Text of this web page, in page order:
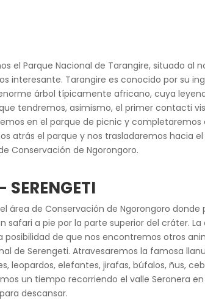
el Parque Nacional de Tarangire, situado al
interesante. Tarangire es conocido por su
árbol típicamente africano, cuya
tendremos, asimismo, el primer contacti
en el parque de picnic y completaremos
atrás el parque y nos trasladaremos hacia el
Conservación de Ngorongoro.
área de Conservación de Ngorongoro donde
a pie por la parte superior del cráter.
de que nos encontremos otros
de Serengeti. Atravesaremos la famosa
elefantes, jirafas, búfalos, ñus,
un tiempo recorriendo el valle Seronera
descansar.